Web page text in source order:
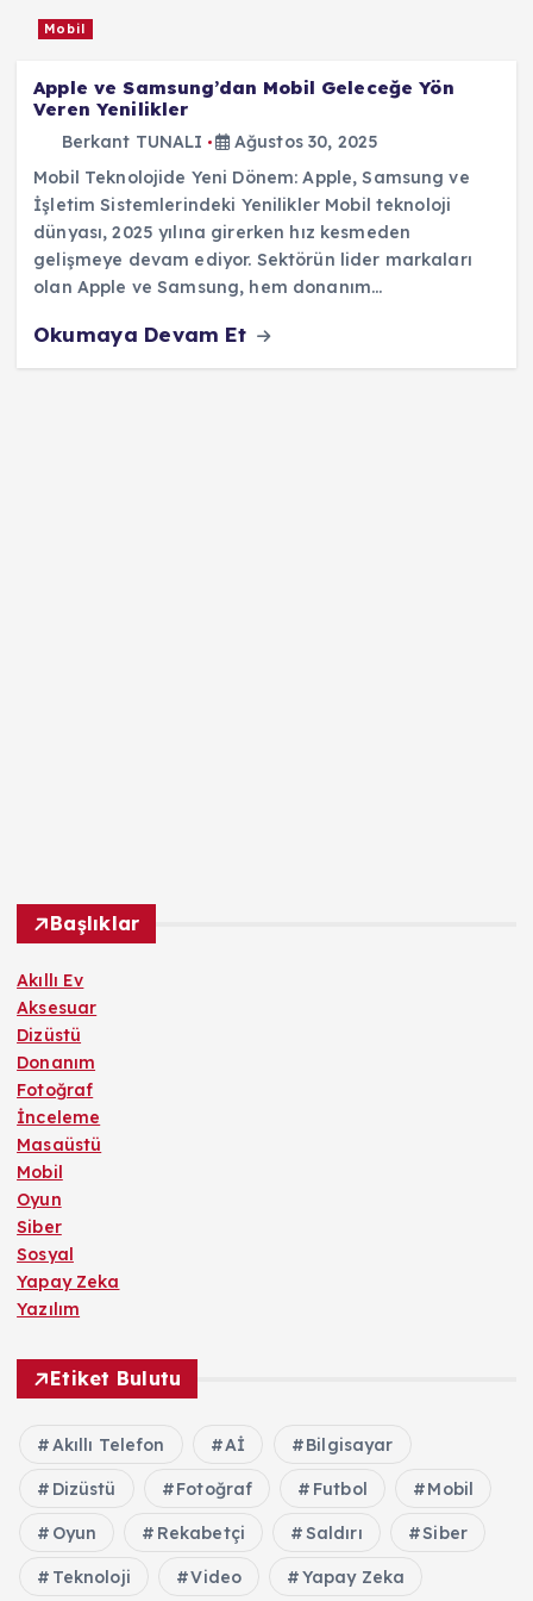
Mobil
Apple ve Samsung’dan Mobil Geleceğe Yön
Veren Yenilikler
Berkant TUNALI
Ağustos 30, 2025
Mobil Teknolojide Yeni Dönem: Apple, Samsung ve
İşletim Sistemlerindeki Yenilikler Mobil teknoloji
dünyası, 2025 yılına girerken hız kesmeden
gelişmeye devam ediyor. Sektörün lider markaları
olan Apple ve Samsung, hem donanım…
Okumaya Devam Et
Başlıklar
Akıllı Ev
Aksesuar
Dizüstü
Donanım
Fotoğraf
İnceleme
Masaüstü
Mobil
Oyun
Siber
Sosyal
Yapay Zeka
Yazılım
Etiket Bulutu
Akıllı Telefon Aİ Bilgisayar
Dizüstü Fotoğraf Futbol Mobil
Oyun Rekabetçi Saldırı Siber
Teknoloji Video Yapay Zeka